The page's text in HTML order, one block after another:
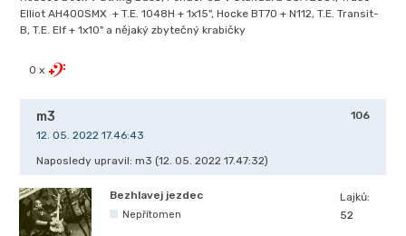
Elliot AH400SMX + T.E. 1048H + 1x15", Hocke BT70 + N112, T.E. Transit-
B, T.E. Elf + 1x10" a nějaký zbytečný krabičky
0 x
106
m3
12. 05. 2022 17.46:43
Naposledy upravil: m3 (12. 05. 2022 17.47:32)
Bezhlavej jezdec
Nepřítomen
Lajků:
52